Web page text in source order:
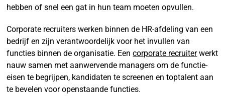
hebben of snel een gat in hun team moeten opvullen.
Corporate recruiters werken binnen de HR-afdeling van een
bedrijf en zijn verantwoordelijk voor het invullen van
functies binnen de organisatie. Eencorporate recruiterwerkt
nauw samen met aanwervende managers om de functie-
eisen te begrijpen, kandidaten te screenen en toptalent aan
te bevelen voor openstaande functies.